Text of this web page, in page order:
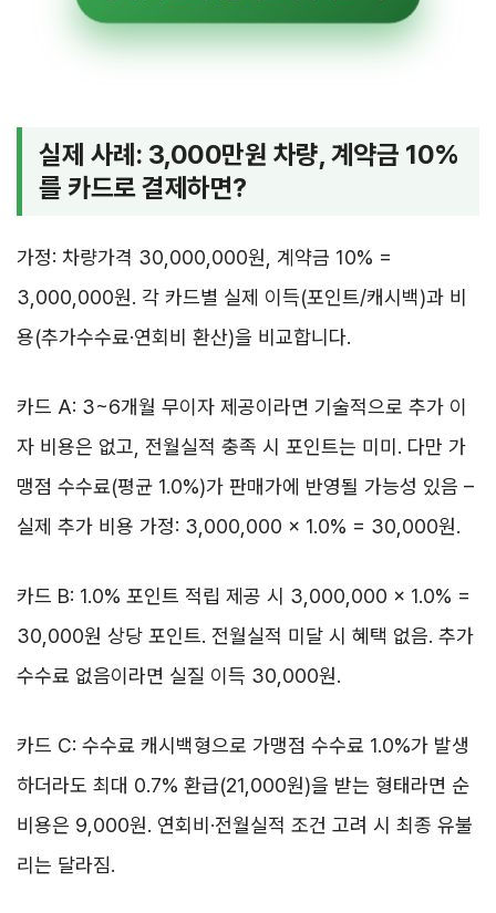
실제 사례: 3,000만원 차량, 계약금 10%
를 카드로 결제하면?
가정: 차량가격 30,000,000원, 계약금 10% =
3,000,000원. 각 카드별 실제 이득(포인트/캐시백)과 비
용(추가수수료·연회비 환산)을 비교합니다.
카드 A: 3~6개월 무이자 제공이라면 기술적으로 추가 이
자 비용은 없고, 전월실적 충족 시 포인트는 미미. 다만 가
맹점 수수료(평균 1.0%)가 판매가에 반영될 가능성 있음 –
실제 추가 비용 가정: 3,000,000 × 1.0% = 30,000원.
카드 B: 1.0% 포인트 적립 제공 시 3,000,000 × 1.0% =
30,000원 상당 포인트. 전월실적 미달 시 혜택 없음. 추가
수수료 없음이라면 실질 이득 30,000원.
카드 C: 수수료 캐시백형으로 가맹점 수수료 1.0%가 발생
하더라도 최대 0.7% 환급(21,000원)을 받는 형태라면 순
비용은 9,000원. 연회비·전월실적 조건 고려 시 최종 유불
리는 달라짐.